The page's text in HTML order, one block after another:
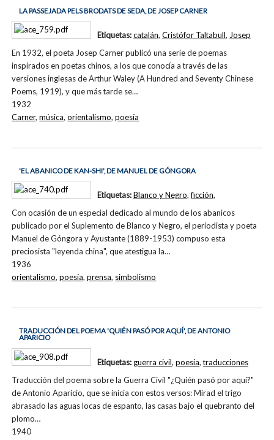
LA PASSEJADA PELS BRODATS DE SEDA, DE JOSEP CARNER
En 1932, el poeta Josep Carner publicó una serie de poemas
inspirados en poetas chinos, a los que conocía a través de las
versiones inglesas de Arthur Waley (A Hundred and Seventy Chinese
Poems, 1919), y que más tarde se…
1932
Etiquetas:catalán, Cristófor Taltabull, Josep
Carner,música,orientalismo,poesía
'EL ABANICO DE KAN-SHI', DE MANUEL DE GÓNGORA
Con ocasión de un especial dedicado al mundo de los abanicos
publicado por el Suplemento de Blanco y Negro, el periodista y poeta
Manuel de Góngora y Ayustante (1889-1953) compuso esta
preciosista "leyenda china", que atestigua la…
1936
Etiquetas:Blanco y Negro,ficción,
orientalismo,poesía,prensa, simbolismo
TRADUCCIÓN DEL POEMA 'QUIÉN PASÓ POR AQUÍ', DE ANTONIO
APARICIO
Traducción del poema sobre la Guerra Civil "¿Quién pasó por aquí?"
de Antonio Aparicio, que se inicia con estos versos: Mirad el trigo
abrasado las aguas locas de espanto, las casas bajo el quebranto del
plomo…
1940
Etiquetas: guerra civil, poesía,traducciones